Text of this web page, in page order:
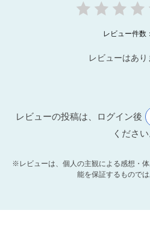
レビュー件数
レビューはあり
レビューの投稿は、ログイン後
ください
※レビューは、個人の主観による感想・
能を保証するものでは